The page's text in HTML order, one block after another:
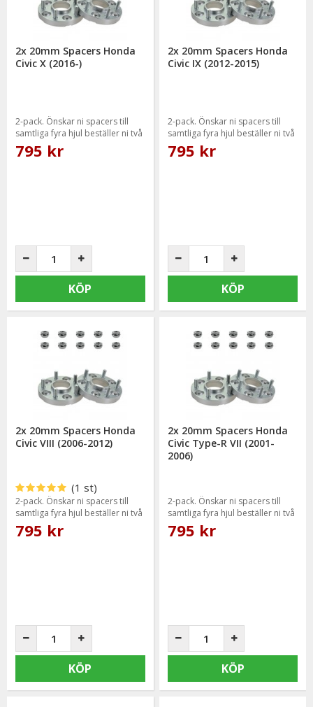
2x 20mm Spacers Honda
Civic X (2016-)
2-pack. Önskar ni spacers till
samtliga fyra hjul beställer ni två
paket.
795 kr
KÖP
2x 20mm Spacers Honda
Civic IX (2012-2015)
2-pack. Önskar ni spacers till
samtliga fyra hjul beställer ni två
paket.
795 kr
KÖP
2x 20mm Spacers Honda
Civic VIII (2006-2012)
(1 st)
2-pack. Önskar ni spacers till
samtliga fyra hjul beställer ni två
paket.
795 kr
KÖP
2x 20mm Spacers Honda
Civic Type-R VII (2001-
2006)
2-pack. Önskar ni spacers till
samtliga fyra hjul beställer ni två
paket.
795 kr
KÖP